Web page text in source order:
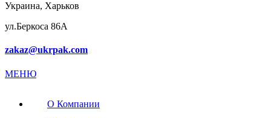
Украина, Харьков
ул.Беркоса 86А
zakaz@ukrpak.com
МЕНЮ
О Компании